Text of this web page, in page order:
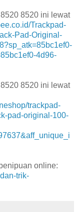
8520 ini lewat
Trackpad-
Pad-Original-
4d96-
8520 ini lewat
trackpad-
pad-original-100-
online:
trik-